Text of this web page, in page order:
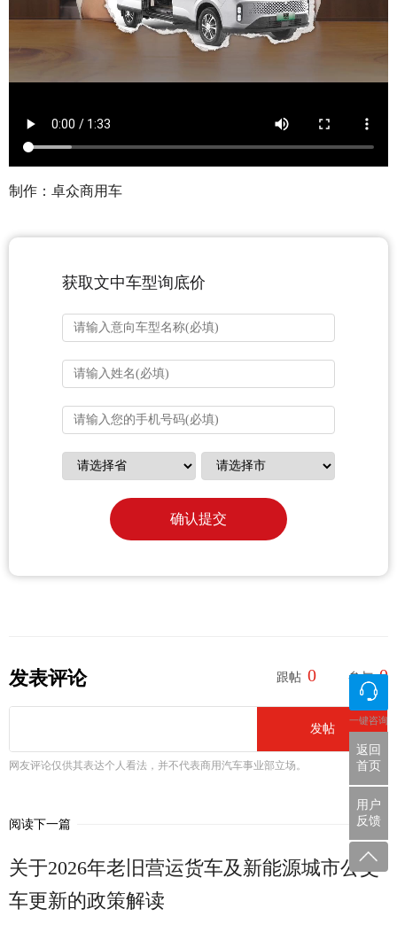
制作：卓众商用车
获取文中车型询底价
确认提交
发表评论 跟帖 0 参与 0
发帖
网友评论仅供其表达个人看法，并不代表商用汽车事业部立场。
阅读下一篇
关于2026年老旧营运货车及新能源城市公交
车更新的政策解读
一键咨询
返回
首页
用户
反馈